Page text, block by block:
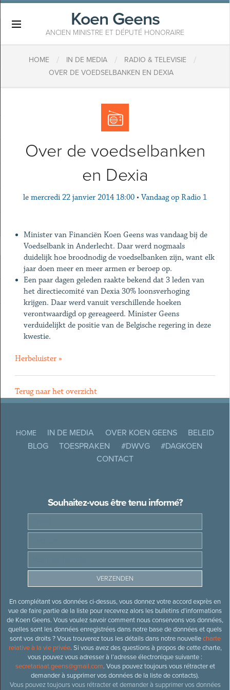
Koen Geens
ANCIEN MINISTRE ET DÉPUTÉ HONORAIRE
HOME / IN DE MEDIA / RADIO & TELEVISIE /
OVER DE VOEDSELBANKEN EN DEXIA
Over de voedselbanken
en Dexia
le mercredi 22 janvier 2014 18:00 • Vandaag op Radio 1
Minister van Financiën Koen Geens was vandaag bij de
Voedselbank in Anderlecht. Daar werd nogmaals
duidelijk hoe broodnodig de voedselbanken zijn, want elk
jaar doen meer en meer armen er beroep op.
Een paar dagen geleden raakte bekend dat 3 leden van
het directiecomité van Dexia 30% loonsverhoging
krijgen. Daar werd vanuit verschillende hoeken
verontwaardigd op gereageerd. Minister Geens
verduidelijkt de positie van de Belgische regering in deze
kwestie.
Herbeluister »
Terug naar het overzicht
HOME IN DE MEDIA OVER KOEN GEENS
BELEID
BLOG
TOESPRAKEN #DWVG
#DAGKOEN
CONTACT
Souhaitez-vous être tenu informé?
En complétant vos données ci-dessus, vous donnez votre accord exprès en
vue de faire partie de la liste pour recevrez alors les bulletins d’informations
de Koen Geens. Vous voulez savoir comment nous conservons vos données,
quelles sont les données enregistrées dans notre base de données et quels
sont vos droits ? Vous trouverez tous les détails dans notre nouvellecharte
relative à la vie privée. Si vous avez des questions à propos de cette charte,
vous pouvez vous adresser à l’adresse électronique suivante :
secretariaat.geens@gmail.com. Vous pouvez toujours vous rétracter et
demander à supprimer vos données de la liste de contacts).
Vous pouvez toujours vous rétracter et demander à supprimer vos données